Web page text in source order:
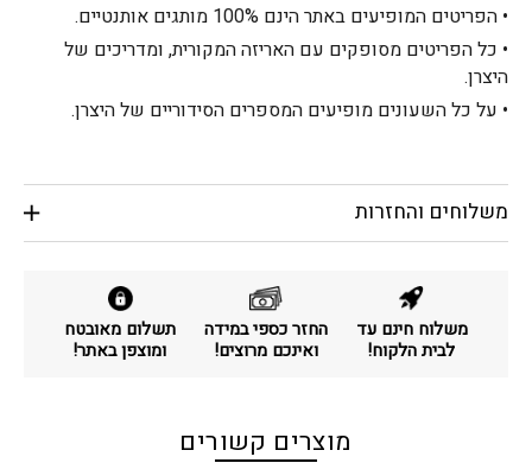
• הפריטים המופיעים באתר הינם 100% מותגים אותנטיים.
• כל הפריטים מסופקים עם האריזה המקורית, ומדריכים של
היצרן.
• על כל השעונים מופיעים המספרים הסידוריים של היצרן.
משלוחים והחזרות
משלוח חינם עד
לבית הלקוח!
החזר כספי במידה
ואינכם מרוצים!
תשלום מאובטח
ומוצפן באתר!
מוצרים קשורים